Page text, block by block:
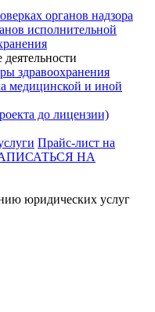
органов надзора
исполнительной
здравоохранения
медицинской и иной
до лицензии)
Прайс-лист на
НА
юридических услуг